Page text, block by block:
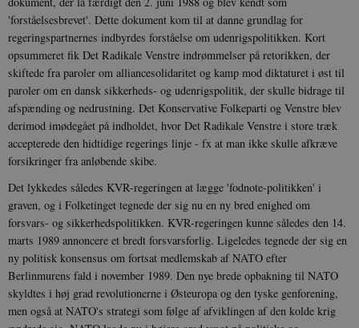
'forståelsesbrevet'. Dette dokument kom til at danne grundlag for
regeringspartnernes indbyrdes forståelse om udenrigspolitikken. Kort
opsummeret fik Det Radikale Venstre indrømmelser på retorikken, der
skiftede fra paroler om alliancesolidaritet og kamp mod diktaturet i øst til
paroler om en dansk sikkerheds- og udenrigspolitik, der skulle bidrage til
afspænding og nedrustning. Det Konservative Folkeparti og Venstre blev
derimod imødegået på indholdet, hvor Det Radikale Venstre i store træk
accepterede den hidtidige regerings linje - fx at man ikke skulle afkræve
forsikringer fra anløbende skibe.
Det lykkedes således KVR-regeringen at lægge 'fodnote-politikken' i
graven, og i Folketinget tegnede der sig nu en ny bred enighed om
forsvars- og sikkerhedspolitikken. KVR-regeringen kunne således den 14.
marts 1989 annoncere et bredt forsvarsforlig. Ligeledes tegnede der sig en
ny politisk konsensus om fortsat medlemskab af NATO efter
Berlinmurens fald i november 1989. Den nye brede opbakning til NATO
skyldtes i høj grad revolutionerne i Østeuropa og den tyske genforening,
men også at NATO's strategi som følge af afviklingen af den kolde krig